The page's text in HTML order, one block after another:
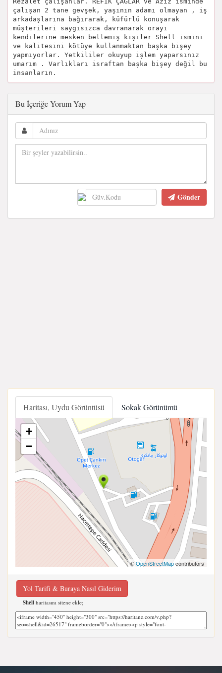
çalışan 2 tane gevşek, yaşının adamı olmayan , iş
arkadaşlarına bağırarak, küfürlü konuşarak
müşterileri saygısızca davranarak orayı
kendilerine mesken bellemiş kişiler Shell ismini
ve kalitesini kötüye kullanmaktan başka bişey
yapmıyorlar. Yetkililer okuyup işlem yaparsınız
umarım . Varlıkları israftan başka bişey değil bu
insanların.
Bu İçeriğe Yorum Yap
Gönder
Haritası, Uydu Görüntüsü Sokak Görünümü
+
−
©OpenStreetMapcontributors
Yol Tarifi & Buraya Nasıl Giderim
Shell haritasını sitene ekle;